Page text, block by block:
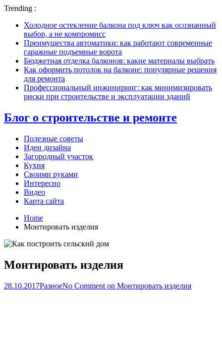
Trending :
Холодное остекление балкона под ключ как осознанный
выбор, а не компромисс
Преимущества автоматики: как работают современные
гаражные подъемные ворота
Бюджетная отделка балконов: какие материалы выбрать
Как оформить потолок на балконе: популярные решения
для ремонта
Профессиональный инжиниринг: как минимизировать
риски при строительстве и эксплуатации зданий
Блог о строительстве и ремонте
Полезные советы
Идеи дизайна
Загородный участок
Кухня
Своими руками
Интересно
Видео
Карта сайта
Home
Монтировать изделия
Монтировать изделия
28.10.2017РазноеNo Comment on Монтировать изделия